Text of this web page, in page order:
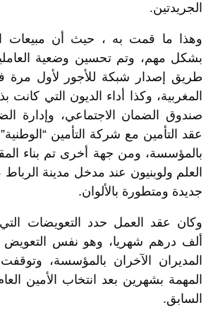
الجريدتين.
وهذا ما قمت به ، حيث أن مبيعات
بشكل مهم، وتم تحسين وضعية
طريق إصدار شبكة للأجور لأول مرة
المغربية، وكذا أداء الديون التي كانت
صندوق الضمان الاجتماعي، وإدارة
عقد التأمين مع شركة التأمين
بالمؤسسة، ومن جهة أخرى تم بناء
العلم ولوبنيون عند مدخل مدينة الرباط
جديدة ومتطورة بالألوان.
ألف درهم شهريا، وهو نفس التعويض
المديران الآخران بالمؤسسة،
المهمة بشهرين بعد انتخاب الأمين
السابق.